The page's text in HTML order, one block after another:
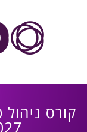
קורס ניהול
2027 –